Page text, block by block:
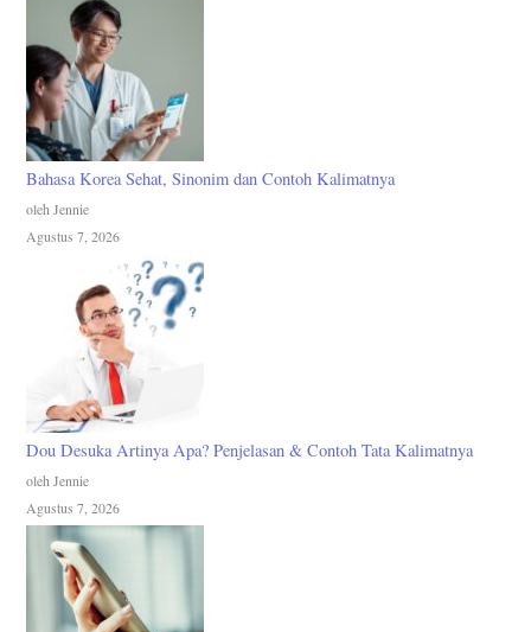
Bahasa Korea Sehat, Sinonim dan Contoh Kalimatnya
oleh Jennie
Agustus 7, 2026
Dou Desuka Artinya Apa? Penjelasan & Contoh Tata Kalimatnya
oleh Jennie
Agustus 7, 2026